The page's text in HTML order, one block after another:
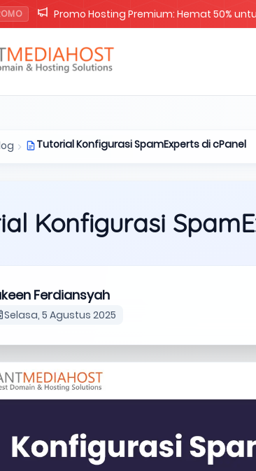
Promo Lisensi cPanel Solo Cloud & Metal
Tutorial Konfigurasi SpamExperts di cPanel
Konfigurasi
Ferdiansyah
Selasa, 5 Agustus 2025